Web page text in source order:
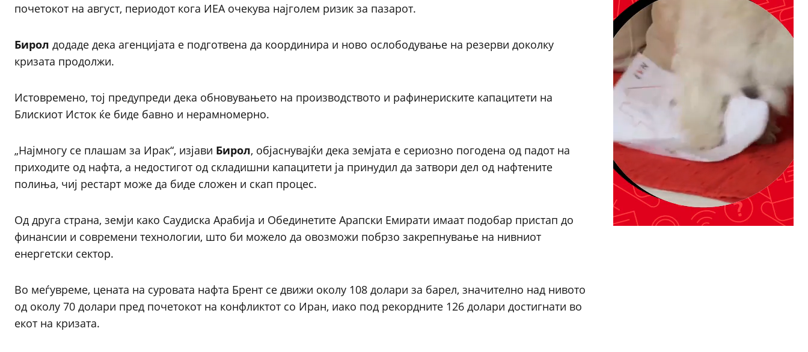
почетокот на август, периодот кога ИЕА очекува најголем ризик за пазарот.
Бирол додаде дека агенцијата е подготвена да координира и ново ослободување на резерви доколку
кризата продолжи.
Истовремено, тој предупреди дека обновувањето на производството и рафинериските капацитети на
Блискиот Исток ќе биде бавно и нерамномерно.
„Најмногу се плашам за Ирак“, изјави Бирол, објаснувајќи дека земјата е сериозно погодена од падот на
приходите од нафта, а недостигот од складишни капацитети ја принудил да затвори дел од нафтените
полиња, чиј рестарт може да биде сложен и скап процес.
Од друга страна, земји како Саудиска Арабија и Обединетите Арапски Емирати имаат подобар пристап до
финансии и современи технологии, што би можело да овозможи побрзо закрепнување на нивниот
енергетски сектор.
Во меѓувреме, цената на суровата нафта Брент се движи околу 108 долари за барел, значително над нивото
од околу 70 долари пред почетокот на конфликтот со Иран, иако под рекордните 126 долари достигнати во
екот на кризата.